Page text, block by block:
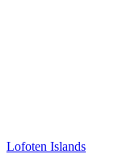
Lofoten Islands